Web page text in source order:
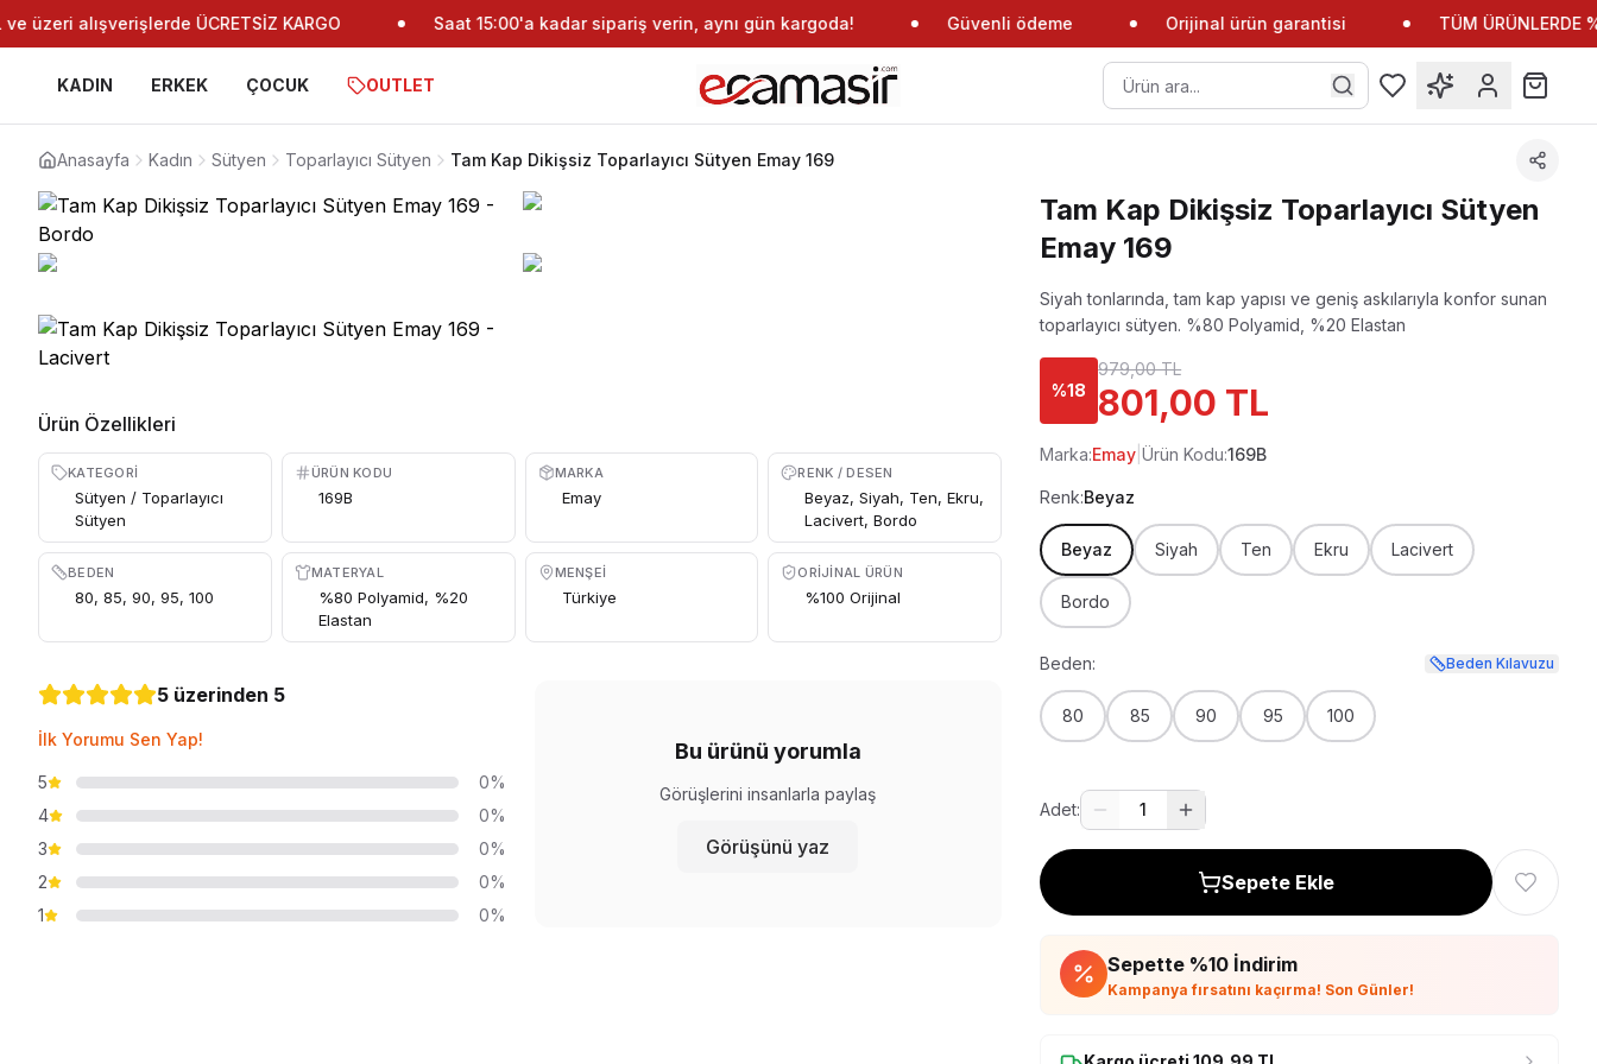
alışverişlerde ÜCRETSİZ KARGO Saat 15:00'a kadar sipariş verin, aynı gün kargoda! Güvenli ödeme Orijinal ürün garantisi TÜM ÜRÜNLERDE
KADIN ERKEK ÇOCUK OUTLET
Anasayfa Kadın Sütyen Toparlayıcı Sütyen Tam Kap Dikişsiz Toparlayıcı Sütyen Emay 169
Ürün Özellikleri
KATEGORI
Sütyen / Toparlayıcı
Sütyen
ÜRÜN KODU
169B
MARKA
Emay
RENK / DESEN
Beyaz, Siyah, Ten, Ekru,
Lacivert, Bordo
BEDEN
80, 85, 90, 95, 100
MATERYAL
%80 Polyamid, %20
Elastan
MENŞEI
Türkiye
ORIJINAL ÜRÜN
%100 Orijinal
5 üzerinden 5
İlk Yorumu Sen Yap!
5
0%
4
0%
3
0%
2
0%
1
0%
Bu ürünü yorumla
Görüşlerini insanlarla paylaş
Görüşünü yaz
Tam Kap Dikişsiz Toparlayıcı Sütyen
Emay 169
Siyah tonlarında, tam kap yapısı ve geniş askılarıyla konfor sunan
toparlayıcı sütyen. %80 Polyamid, %20 Elastan
%18
979,00 TL
801,00 TL
Marka:Emay |Ürün Kodu:169B
Renk:Beyaz
Beyaz Siyah Ten Ekru Lacivert
Bordo
Beden: Beden Kılavuzu
80 85 90 95 100
Adet: 1
Sepete Ekle
Sepette %10 İndirim
Kampanya fırsatını kaçırma! Son Günler!